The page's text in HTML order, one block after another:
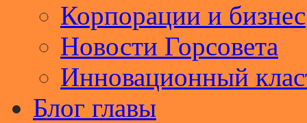
Корпорации и бизнес
Новости Горсовета
Инновационный
Блог главы